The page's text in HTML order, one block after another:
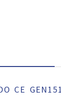
CE